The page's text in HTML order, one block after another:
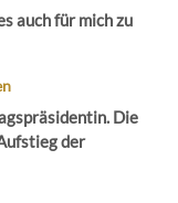
auch für mich zu
Die
der